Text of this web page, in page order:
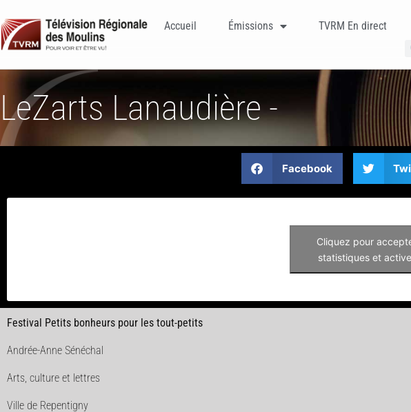
Accueil Émissions TVRM En direct
LeZarts Lanaudière -
Facebook
Cliquez pour
statistiques et
Festival Petits bonheurs pour les tout-petits
Andrée-Anne Sénéchal
Arts, culture et lettres
Ville de Repentigny